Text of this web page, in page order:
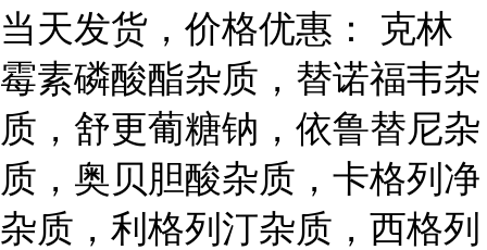
当天发货，价格优惠： 克林
霉素磷酸酯杂质，替诺福韦杂
质，舒更葡糖钠，依鲁替尼杂
质，奥贝胆酸杂质，卡格列净
杂质，利格列汀杂质，西格列